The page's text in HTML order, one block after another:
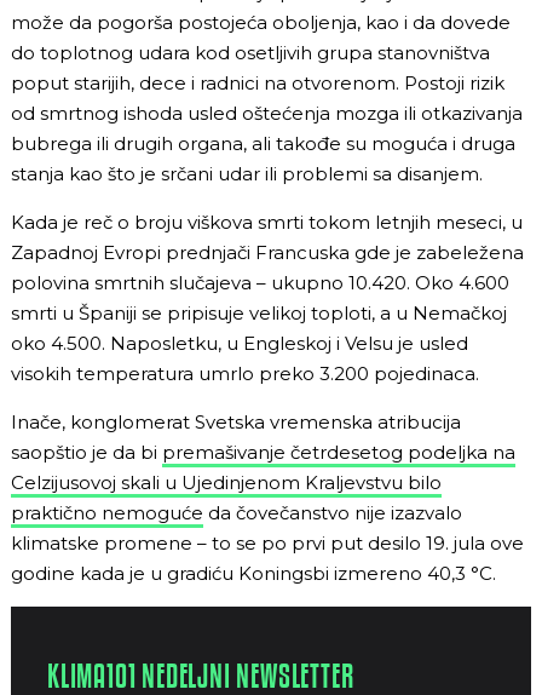
može da pogorša postojeća oboljenja, kao i da dovede
do toplotnog udara kod osetljivih grupa stanovništva
poput starijih, dece i radnici na otvorenom. Postoji rizik
od smrtnog ishoda usled oštećenja mozga ili otkazivanja
bubrega ili drugih organa, ali takođe su moguća i druga
stanja kao što je srčani udar ili problemi sa disanjem.
Kada je reč o broju viškova smrti tokom letnjih meseci, u
Zapadnoj Evropi prednjači Francuska gde je zabeležena
polovina smrtnih slučajeva – ukupno 10.420. Oko 4.600
smrti u Španiji se pripisuje velikoj toploti, a u Nemačkoj
oko 4.500. Naposletku, u Engleskoj i Velsu je usled
visokih temperatura umrlo preko 3.200 pojedinaca.
Inače, konglomerat Svetska vremenska atribucija
saopštio je da bi premašivanje četrdesetog podeljka na
Celzijusovoj skali u Ujedinjenom Kraljevstvu bilo
praktično nemoguće da čovečanstvo nije izazvalo
klimatske promene – to se po prvi put desilo 19. jula ove
godine kada je u gradiću Koningsbi izmereno 40,3 °C.
KLIMA101 NEDELJNI NEWSLETTER